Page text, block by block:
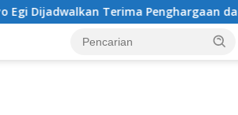
Penghargaan dari HKBP Lampung